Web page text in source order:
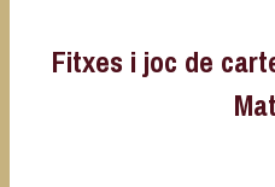
Fitxes i joc de